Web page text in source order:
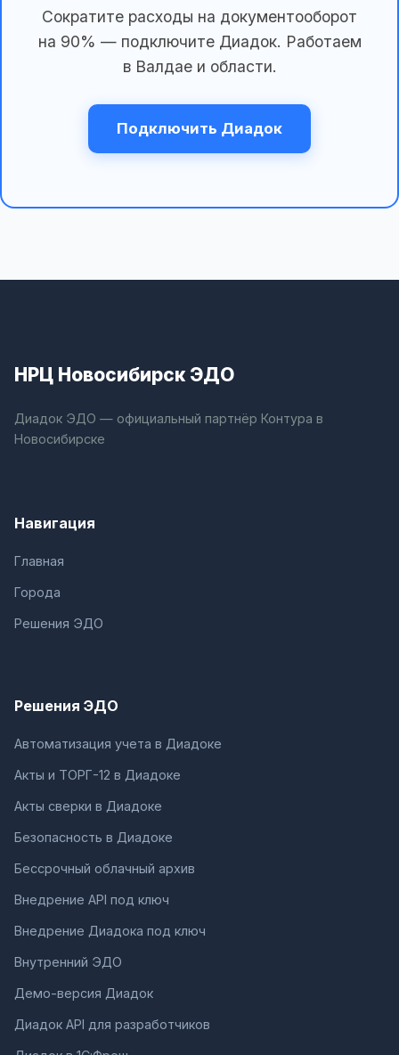
Сократите расходы на документооборот
на 90% — подключите Диадок. Работаем
в Валдае и области.
Подключить Диадок
НРЦ Новосибирск ЭДО
Диадок ЭДО — официальный партнёр Контура в
Новосибирске
Навигация
Главная
Города
Решения ЭДО
Решения ЭДО
Автоматизация учета в Диадоке
Акты и ТОРГ-12 в Диадоке
Акты сверки в Диадоке
Безопасность в Диадоке
Бессрочный облачный архив
Внедрение API под ключ
Внедрение Диадока под ключ
Внутренний ЭДО
Демо-версия Диадок
Диадок API для разработчиков